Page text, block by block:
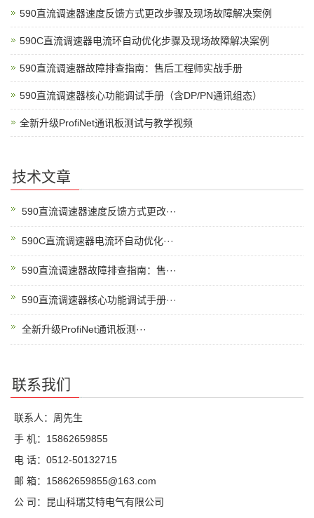
590直流调速器速度反馈方式更改步骤及现场故障解决案例
590C直流调速器电流环自动优化步骤及现场故障解决案例
590直流调速器故障排查指南：售后工程师实战手册
590直流调速器核心功能调试手册（含DP/PN通讯组态）
全新升级ProfiNet通讯板测试与教学视频
技术文章
590直流调速器速度反馈方式更改···
590C直流调速器电流环自动优化···
590直流调速器故障排查指南：售···
590直流调速器核心功能调试手册···
全新升级ProfiNet通讯板测···
联系我们
联系人：周先生
手 机：15862659855
电 话：0512-50132715
邮 箱：15862659855@163.com
公 司：昆山科瑞艾特电气有限公司